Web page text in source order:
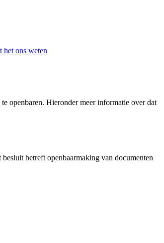
het ons weten
openbaren. Hieronder meer informatie over dat
betreft openbaarmaking van documenten